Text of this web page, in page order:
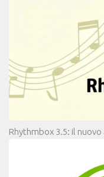
Rhythmbox 3.5: il